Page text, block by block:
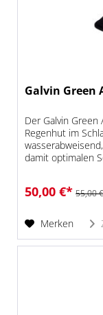
Galvin Green
Der Galvin Green
Regenhut im
damit optimalen
50,00 €* 55,00
Merken